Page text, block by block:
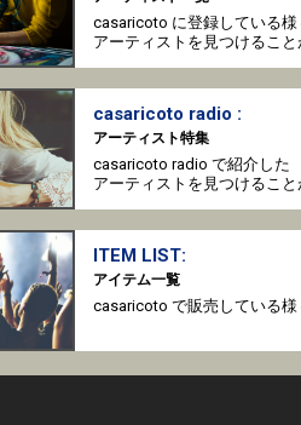
casaricoto に登録している
アーティストを見つけること
casaricoto radio :
アーティスト特集
casaricoto radio で紹介した
アーティストを見つけること
ITEM LIST:
アイテム一覧
casaricoto で販売している様